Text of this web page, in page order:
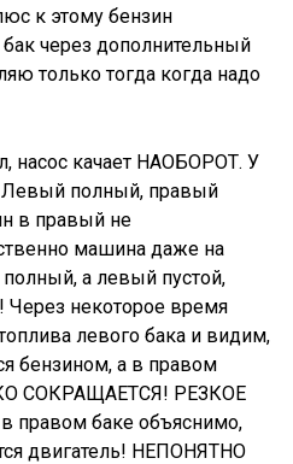
к этому бензин
бак через дополнительный
только тогда когда надо
насос качает НАОБОРОТ. У
Левый полный, правый
в правый не
машина даже на
а левый пустой,
Через некоторое время
левого бака и видим,
бензином, а в правом
СОКРАЩАЕТСЯ! РЕЗКОЕ
баке объяснимо,
двигатель! НЕПОНЯТНО